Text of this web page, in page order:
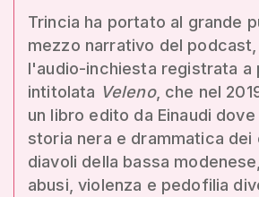
Trincia ha portato al grande
mezzo narrativo del
l'audio-inchiesta registrata a
intitolata Veleno, che nel
un libro edito da Einaudi
storia nera e drammatica
diavoli della bassa
abusi, violenza e pedofilia